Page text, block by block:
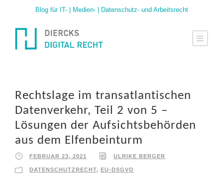
Blog für IT- | Medien- | Datenschutz- und Arbeitsrecht
Rechtslage im transatlantischen
Datenverkehr, Teil 2 von 5 –
Lösungen der Aufsichtsbehörden
aus dem Elfenbeinturm
FEBRUAR 23, 2021 ULRIKE BERGER
DATENSCHUTZRECHT, EU-DSGVO